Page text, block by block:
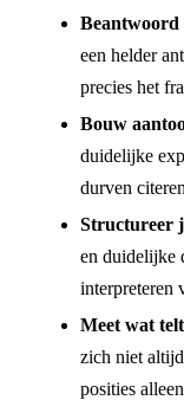
Beantwoord
een helder
precies het
Bouw
duidelijke
durven
Structureer
en duidelijke
interpreteren
Meet wat
zich niet
posities